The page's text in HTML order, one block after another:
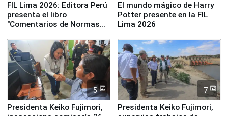
FIL Lima 2026: Editora Perú
presenta el libro
"Comentarios de Normas
Derecho Colectivo"
El mundo mágico de Harry
Potter presente en la FIL
Lima 2026
5
Presidenta Keiko Fujimori,
7
Presidenta Keiko Fujimori,